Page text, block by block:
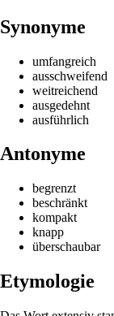
Synonyme
umfangreich
ausschweifend
weitreichend
ausgedehnt
ausführlich
Antonyme
begrenzt
beschränkt
kompakt
knapp
überschaubar
Etymologie